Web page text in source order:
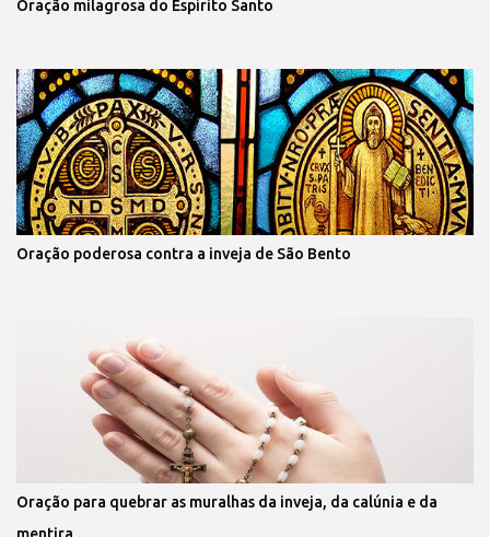
Oração milagrosa do Espírito Santo
Oração poderosa contra a inveja de São Bento
Oração para quebrar as muralhas da inveja, da calúnia e da